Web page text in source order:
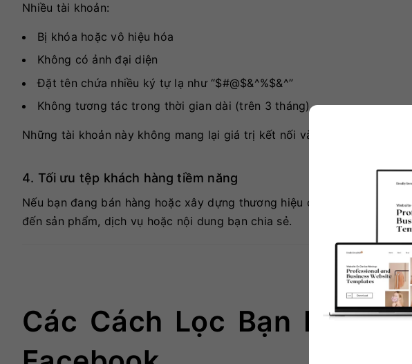
Nhiều tài khoản:
Bị khóa hoặc vô hiệu hóa
Không có ảnh đại diện
Đặt tên chứa nhiều ký tự lạ như “$#@$&^%$&^”
Không tương tác trong thời gian dài (trên 3 tháng)
Những tài khoản này không mang lại giá trị kết nối và có thể ảnh
4. Tối ưu tệp khách hàng tiềm năng
Nếu bạn đang bán hàng hoặc xây dựng thương hiệu cá nhân, danh
đến sản phẩm, dịch vụ hoặc nội dung bạn chia sẻ.
Các Cách Lọc Bạn Bè